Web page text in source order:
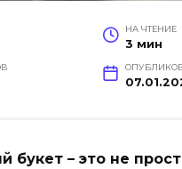
НА ЧТЕНИЕ
3 мин
букет – это не